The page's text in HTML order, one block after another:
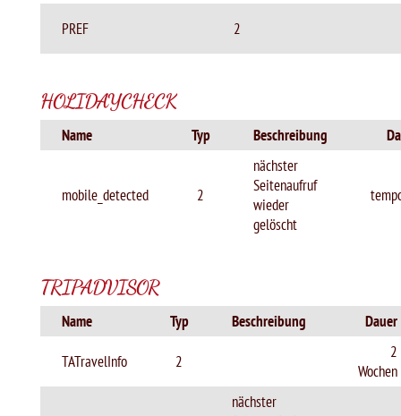
PREF 2
HOLIDAYCHECK
Name Typ Beschreibung
mobile_detected 2
nächster
Seitenaufruf
wieder
gelöscht
TRIPADVISOR
Name Typ Beschreibung Dauer
TATravelInfo 2
2
Wochen
nächster